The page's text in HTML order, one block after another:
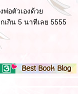
พ่อตัวเองด้ว
เกิน 5 นาทีเลย 5555